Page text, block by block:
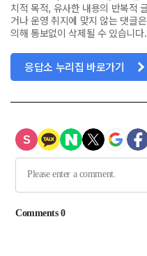
치적 목적, 유사한 내용의 반복적
거나 운영 취지에 맞지 않는 댓글
의해 통보없이 삭제될 수 있습니다.
응답소 누리집 바로가기